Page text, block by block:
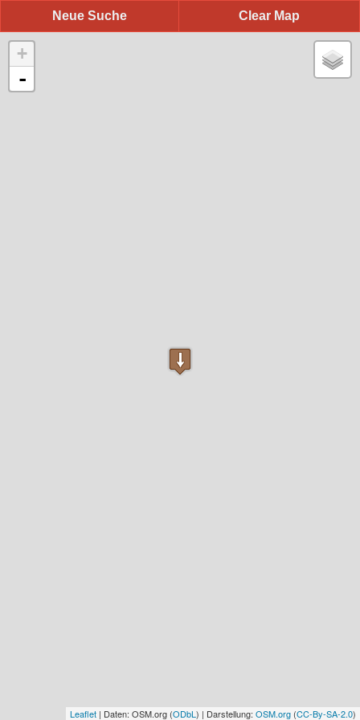
Clear Map
Neue Suche
+
-
Leaflet | Daten: OSM.org (ODbL ) | Darstellung: OSM.org (CC-By-SA-2.0)